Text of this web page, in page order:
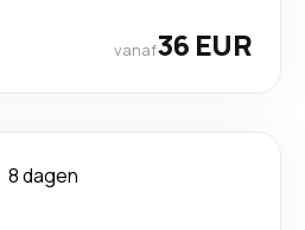
vanaf36 EUR
8 dagen